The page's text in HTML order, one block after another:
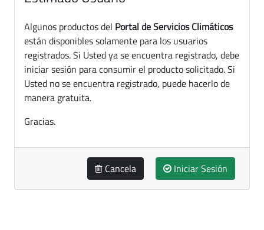
Algunos productos del Portal de Servicios Climáticos
están disponibles solamente para los usuarios
registrados. Si Usted ya se encuentra registrado, debe
iniciar sesión para consumir el producto solicitado. Si
Usted no se encuentra registrado, puede hacerlo de
manera gratuita.
Gracias.
Cancela Iniciar Sesión